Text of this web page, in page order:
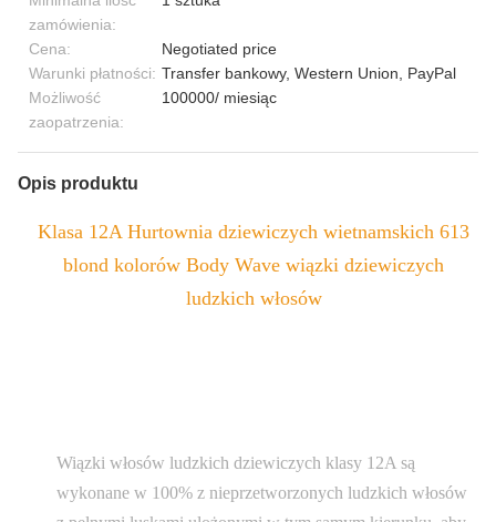
zamówienia:
Cena:
Negotiated price
Warunki płatności: Transfer bankowy, Western Union, PayPal
Możliwość
zaopatrzenia:
100000/ miesiąc
Opis produktu
Klasa 12A Hurtownia dziewiczych wietnamskich 613
blond kolorów Body Wave wiązki dziewiczych
ludzkich włosów
Wiązki włosów ludzkich dziewiczych klasy 12A są
wykonane w 100% z nieprzetworzonych ludzkich włosów